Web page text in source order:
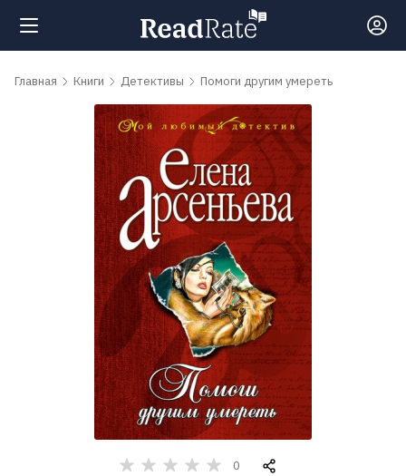
Поиск
Рейтинги
обсуждаемые
Главная Книги Детективы Помоги другим умереть
0